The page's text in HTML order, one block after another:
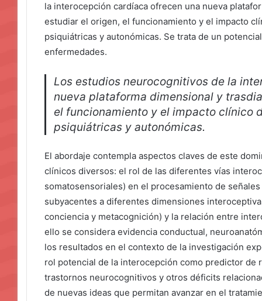
la interocepción cardíaca ofrecen una nueva
estudiar el origen, el funcionamiento y el impacto
psiquiátricas y autonómicas. Se trata de un
enfermedades.
Los estudios neurocognitivos de la
nueva plataforma dimensional y
el funcionamiento y el impacto clínico
psiquiátricas y autonómicas.
El abordaje contempla aspectos claves de este
clínicos diversos: el rol de las diferentes vías
somatosensoriales) en el procesamiento de
subyacentes a diferentes dimensiones
conciencia y metacognición) y la relación entre
ello se considera evidencia conductual,
los resultados en el contexto de la investigación
rol potencial de la interocepción como predictor de
trastornos neurocognitivos y otros déficits
de nuevas ideas que permitan avanzar en el